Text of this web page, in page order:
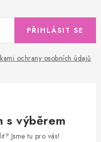
ochrany osobních údajů
PŘIHLÁSIT SE
s výběrem
Jsme tu pro vás!